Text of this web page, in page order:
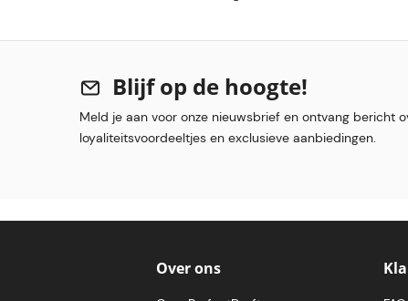
Blijf op de hoogte!
Meld je aan voor onze nieuwsbrief en ontvang bericht
loyaliteitsvoordeeltjes en exclusieve aanbiedingen.
Over ons